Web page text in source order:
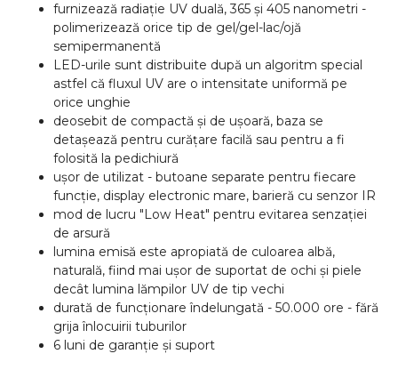
furnizează radiație UV duală, 365 și 405 nanometri -
polimerizează orice tip de gel/gel-lac/ojă
semipermanentă
LED-urile sunt distribuite după un algoritm special
astfel că fluxul UV are o intensitate uniformă pe
orice unghie
deosebit de compactă și de ușoară, baza se
detașează pentru curățare facilă sau pentru a fi
folosită la pedichiură
ușor de utilizat - butoane separate pentru fiecare
funcție, display electronic mare, barieră cu senzor IR
mod de lucru "Low Heat" pentru evitarea senzației
de arsură
lumina emisă este apropiată de culoarea albă,
naturală, fiind mai ușor de suportat de ochi și piele
decât lumina lămpilor UV de tip vechi
durată de funcționare îndelungată - 50.000 ore - fără
grija înlocuirii tuburilor
6 luni de garanție și suport